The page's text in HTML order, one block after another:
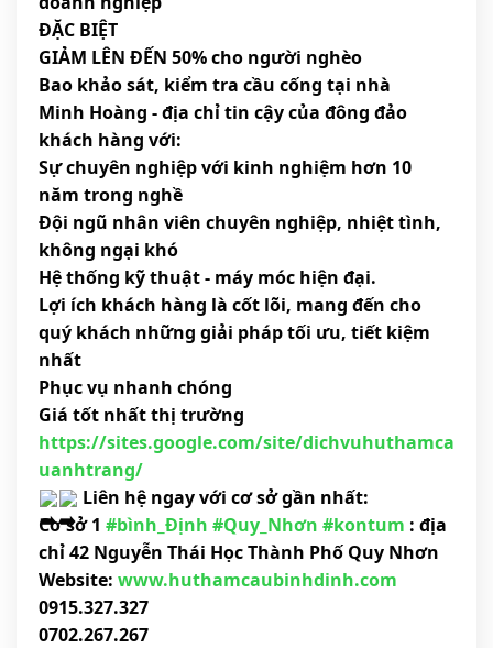
ĐẶC BIỆT
GIẢM LÊN ĐẾN 50% cho người nghèo
Bao khảo sát, kiểm tra cầu cống tại nhà
Minh Hoàng - địa chỉ tin cậy của đông đảo
khách hàng với:
Sự chuyên nghiệp với kinh nghiệm hơn 10
năm trong nghề
Đội ngũ nhân viên chuyên nghiệp, nhiệt tình,
không ngại khó
Hệ thống kỹ thuật - máy móc hiện đại.
Lợi ích khách hàng là cốt lõi, mang đến cho
quý khách những giải pháp tối ưu, tiết kiệm
nhất
Phục vụ nhanh chóng
Giá tốt nhất thị trường
https://sites.google.com/site/dichvuhuthamca
uanhtrang/
Liên hệ ngay với cơ sở gần nhất:
Cơ sở 1 #bình_Định #Quy_Nhơn #kontum : địa
chỉ 42 Nguyễn Thái Học Thành Phố Quy Nhơn
Website: www.huthamcaubinhdinh.com
0915.327.327
0702.267.267